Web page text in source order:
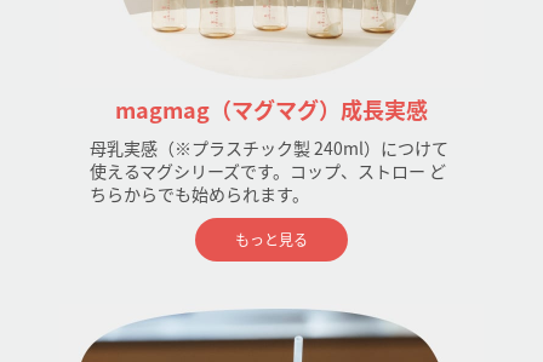
magmag（マグマグ）成長実感
母乳実感（※プラスチック製 240ml）につけて
使えるマグシリーズです。コップ、ストロー ど
ちらからでも始められます。
もっと見る